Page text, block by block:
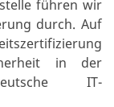
führen wir
durch. Auf
in der
IT-